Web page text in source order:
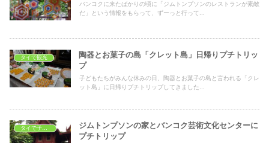
バンコクに来たばかりの頃に「ジムトンプソンのレストランが素敵
だ」という情報をもらって、ずーっと行って...
タイで観光
陶器とお菓子の島「クレット島」日帰りプチトリッ
プ
子どもたちがみんな休みの日、陶器とお菓子の島と言われる「クレ
ット島」に日帰りプチトリップしてきました...
タイで子育て
ジムトンプソンの家とバンコク芸術文化センターに
プチトリップ